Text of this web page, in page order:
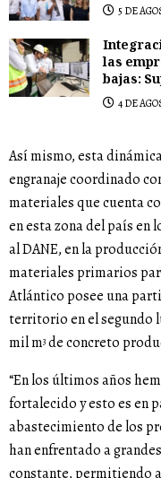
5 DE
las
bajas:
4 DE
Así mismo, esta
engranaje coordinado
materiales que cuenta
en esta zona del país en
al DANE, en la
materiales primarios
Atlántico posee una
territorio en el segundo
mil m3 de concreto
“En los últimos años
fortalecido y esto es en
abastecimiento de los
han enfrentado a
constante, permitiendo